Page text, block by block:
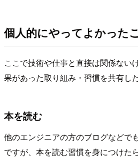
個人的にやってよかった
ここで技術や仕事と直接は関係ない
果があった取り組み・習慣を共有し
本を読む
他のエンジニアの方のブログなどで
ですが、本を読む習慣を身につけた